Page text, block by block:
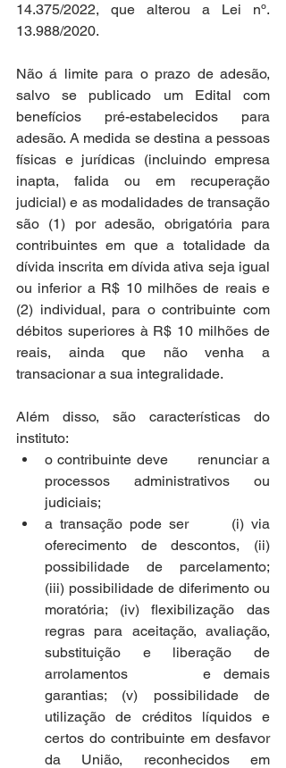
14.375/2022, que alterou a Lei nº.
13.988/2020.
Não á limite para o prazo de adesão,
salvo se publicado um Edital com
benefícios pré-estabelecidos para
adesão. A medida se destina a pessoas
físicas e jurídicas (incluindo empresa
inapta, falida ou em recuperação
judicial) e as modalidades de transação
são (1) por adesão, obrigatória para
contribuintes em que a totalidade da
dívida inscrita em dívida ativa seja igual
ou inferior a R$ 10 milhões de reais e
(2) individual, para o contribuinte com
débitos superiores à R$ 10 milhões de
reais, ainda que não venha a
transacionar a sua integralidade.
Além disso, são características do
instituto:
o contribuinte deve      renunciar a
processos administrativos ou
judiciais;
a transação pode ser      (i) via
oferecimento de descontos, (ii)
possibilidade de parcelamento;
(iii) possibilidade de diferimento ou
moratória; (iv) flexibilização das
regras para aceitação, avaliação,
substituição e liberação de
arrolamentos      e demais
garantias; (v) possibilidade de
utilização de créditos líquidos e
certos do contribuinte em desfavor
da União, reconhecidos em